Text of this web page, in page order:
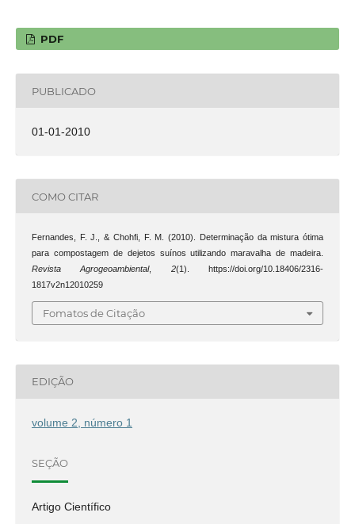
PDF
PUBLICADO
01-01-2010
COMO CITAR
Fernandes, F. J., & Chohfi, F. M. (2010). Determinação da mistura ótima
para compostagem de dejetos suínos utilizando maravalha de madeira.
Revista Agrogeoambiental, 2(1). https://doi.org/10.18406/2316-
1817v2n12010259
Fomatos de Citação
EDIÇÃO
volume 2, número 1
SEÇÃO
Artigo Científico